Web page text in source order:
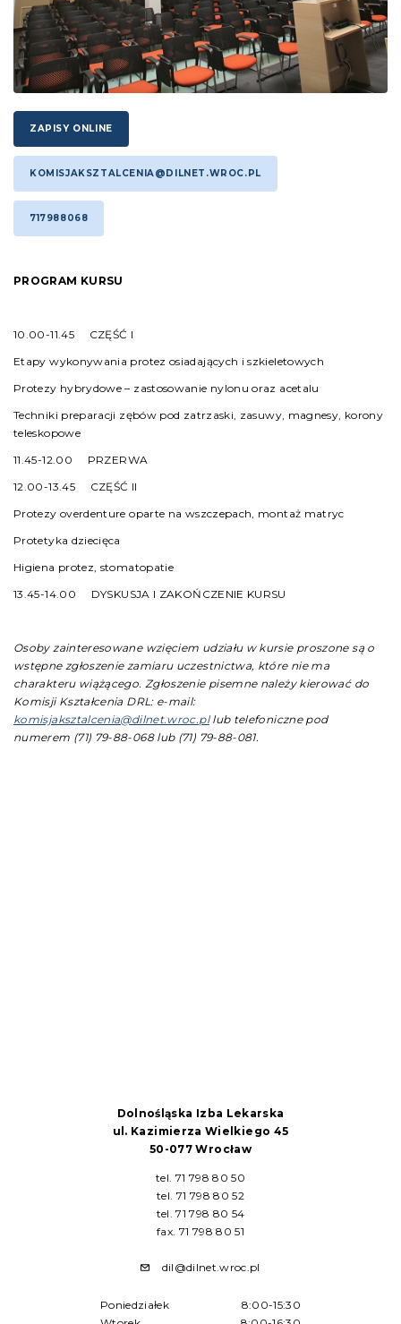
ZAPISY ONLINE
KOMISJAKSZTALCENIA@DILNET.WROC.PL
717988068
PROGRAM KURSU
10.00-11.45 CZĘŚĆ I
Etapy wykonywania protez osiadających i szkieletowych
Protezy hybrydowe – zastosowanie nylonu oraz acetalu
Techniki preparacji zębów pod zatrzaski, zasuwy, magnesy, korony
teleskopowe
11.45-12.00 PRZERWA
12.00-13.45 CZĘŚĆ II
Protezy overdenture oparte na wszczepach, montaż matryc
Protetyka dziecięca
Higiena protez, stomatopatie
13.45-14.00 DYSKUSJA I ZAKOŃCZENIE KURSU
Osoby zainteresowane wzięciem udziału w kursie proszone są o
wstępne zgłoszenie zamiaru uczestnictwa, które nie ma
charakteru wiążącego. Zgłoszenie pisemne należy kierować do
Komisji Kształcenia DRL: e-mail:
komisjaksztalcenia@dilnet.wroc.pllub telefoniczne pod
numerem (71) 79-88-068 lub (71) 79-88-081.
Dolnośląska Izba Lekarska
ul. Kazimierza Wielkiego 45
50-077 Wrocław
tel. 71 798 80 50
tel. 71 798 80 52
tel. 71 798 80 54
fax. 71 798 80 51
dil@dilnet.wroc.pl
Poniedziałek
8:00-15:30